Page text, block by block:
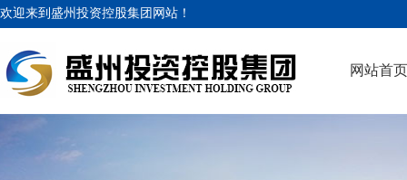
欢迎来到盛州投资控股集团网站！
网站首页